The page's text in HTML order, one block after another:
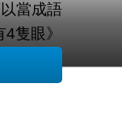
當成語
隻眼》
字詞